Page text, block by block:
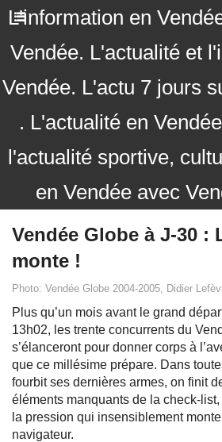
L'information en
Vendée. L'actualité et
Vendée. L'actu 7 jours
. L'actualité en
l'actualité sportive,
en Vendée avec
Vendée Globe à J-30 :
monte !
Photo: Vendée Globe 2004-2005, Didier
Plus qu’un mois avant le grand
13h02, les trente concurrents du
s’élanceront pour donner corps à
que ce millésime prépare. Dans
fourbit ses dernières armes, on finit
éléments manquants de la check-
la pression qui insensiblement
navigateur.